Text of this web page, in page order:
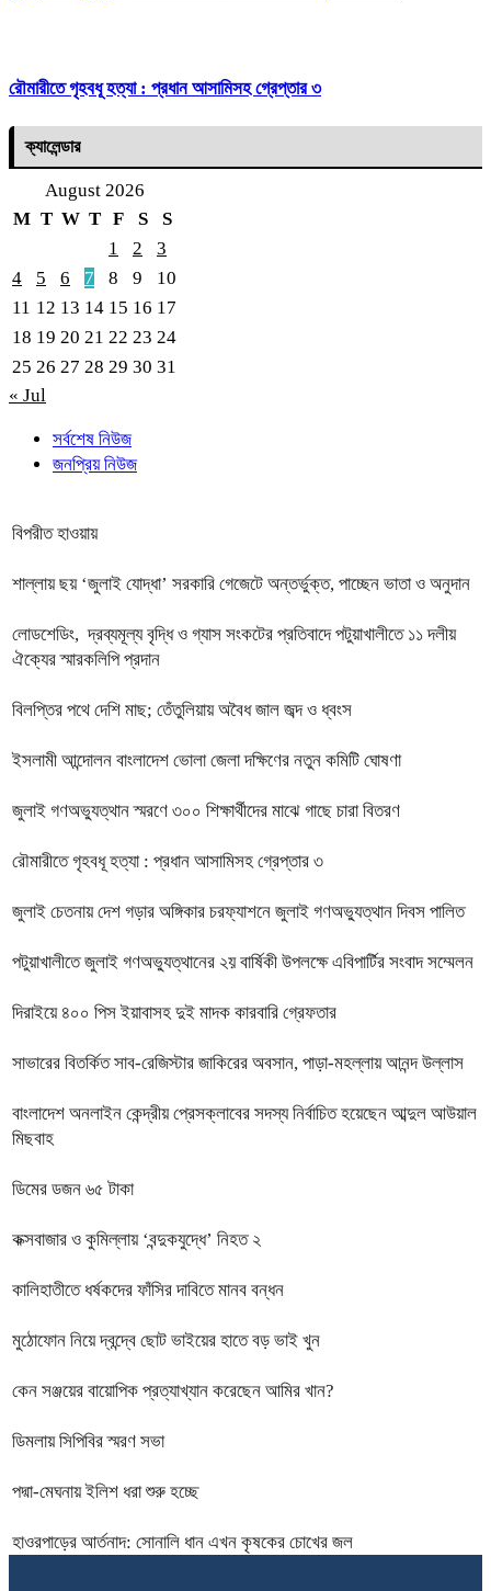
রৌমারীতে গৃহবধূ হত্যা : প্রধান আসামিসহ গ্রেপ্তার ৩
ক্যালেন্ডার
August 2026
M T W T F S
S
1
2
3
4
5 6 7 8 9
10
11 12 13 14 15 16 17
18 19 20 21 22 23 24
25 26 27 28 29 30 31
« Jul
সর্বশেষ নিউজ
জনপ্রিয় নিউজ
বিপরীত হাওয়ায়
শাল্লায় ছয় ‘জুলাই যোদ্ধা’ সরকারি গেজেটে অন্তর্ভুক্ত, পাচ্ছেন ভাতা ও অনুদান
লোডশেডিং, দ্রব্যমূল্য বৃদ্ধি ও গ্যাস সংকটের প্রতিবাদে পটুয়াখালীতে ১১ দলীয়
ঐক্যের স্মারকলিপি প্রদান
বিলপ্তির পথে দেশি মাছ; তেঁতুলিয়ায় অবৈধ জাল জব্দ ও ধ্বংস
ইসলামী আন্দোলন বাংলাদেশ ভোলা জেলা দক্ষিণের নতুন কমিটি ঘোষণা
জুলাই গণঅভ্যুত্থান স্মরণে ৩০০ শিক্ষার্থীদের মাঝে গাছে চারা বিতরণ
রৌমারীতে গৃহবধূ হত্যা : প্রধান আসামিসহ গ্রেপ্তার ৩
জুলাই চেতনায় দেশ গড়ার অঙ্গিকার চরফ্যাশনে জুলাই গণঅভ্যুত্থান দিবস পালিত
পটুয়াখালীতে জুলাই গণঅভ্যুত্থানের ২য় বার্ষিকী উপলক্ষে এবিপার্টির সংবাদ সম্মেলন
দিরাইয়ে ৪০০ পিস ইয়াবাসহ দুই মাদক কারবারি গ্রেফতার
সাভারের বিতর্কিত সাব-রেজিস্টার জাকিরের অবসান, পাড়া-মহল্লায় আনন্দ উল্লাস
বাংলাদেশ অনলাইন কেন্দ্রীয় প্রেসক্লাবের সদস্য নির্বাচিত হয়েছেন আব্দুল আউয়াল
মিছবাহ
ডিমের ডজন ৬৫ টাকা
কক্সবাজার ও কুমিল্লায় ‘বন্দুকযুদ্ধে’ নিহত ২
কালিহাতীতে ধর্ষকদের ফাঁসির দাবিতে মানব বন্ধন
মুঠোফোন নিয়ে দ্বন্দ্বে ছোট ভাইয়ের হাতে বড় ভাই খুন
কেন সঞ্জয়ের বায়োপিক প্রত্যাখ্যান করেছেন আমির খান?
ডিমলায় সিপিবির স্মরণ সভা
পদ্মা-মেঘনায় ইলিশ ধরা শুরু হচ্ছে
হাওরপাড়ের আর্তনাদ: সোনালি ধান এখন কৃষকের চোখের জল